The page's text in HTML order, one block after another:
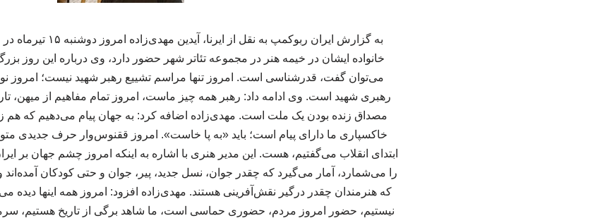
به گزارش ایران ربوکمپ به
خانواده ایشان در خیمه هنر در مجموعه تئاتر شهر حضور دارد، وی درباره این روز
می‌توان گفت، قدرشناسی است. امروز تنها مراسم تشییع رهبر شهید نیست؛ امروز
رهبری شهید است. وی ادامه داد: رهبر همه چیز ماست، امروز تمام مفاهیم از میهن،
مصداق زنده بودن یک ملت است. مهدی‌زاده اضافه کرد: به جهان پیام می‌دهیم که هم
خاکسپاری ما دارای پیام است؛ باید «به پا خاست». امروز ققنوس‌وار حرف جدیدی
ابتدای انقلاب می‌گفتیم، هست. این مدیر هنری با اشاره به اینکه امروز چشم جهان بر
را می‌شمارد، آمار می‌گیرد که چقدر جوان، نسل جدید، پیر، جوان و حتی کودکان آمده‌اند
که هنرمندان چقدر درگیر نقش‌آفرینی هستند. مهدی‌زاده افزود: امروز همه اینها دیده
نیستیم، حضور امروز مردم، حضوری حماسی است، ما شاهد برگی از تاریخ هستیم،